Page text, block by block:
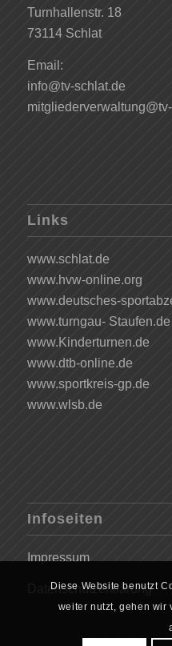
Turnhallenstr. 18
73114 Schlat
Email:
info@tv-schlat.de
Links
www.schlat.de
www.hvw-online.org
www.deutsches-
www.turngau- Staufen.de
www.Kinderturnen.de
www.dtb-online.de
www.sportkreis-gp.de
www.wlsb.de
Infoseiten
Impressum
Datenschutzerklärung
Diese Website benutzt
weiter nutzt, gehen wir